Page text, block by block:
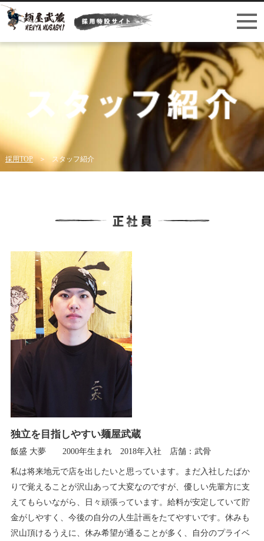
採用TOP スタッフ紹介
独立を目指しやすい麺屋武蔵
飯盛 大夢 2000年生まれ 2018年入社 店舗：武骨
私は将来地元で店を出したいと思っています。まだ入社したばか
りで覚えることが沢山あって大変なのですが、優しい先輩方に支
えてもらいながら、日々頑張っています。給料が安定していて貯
金がしやすく、今後の自分の人生計画をたてやすいです。休みも
沢山頂けるうえに、休み希望が通ることが多く、自分のプライベ